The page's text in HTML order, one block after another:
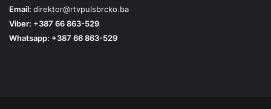
Email: direktor@rtvpulsbrcko.ba
Viber: +387 66 863-529
Whatsapp: +387 66 863-529